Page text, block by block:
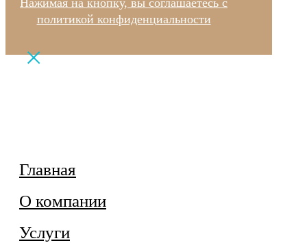
Нажимая на кнопку, вы соглашаетесь с
политикой конфиденциальности
Главная
О компании
Услуги